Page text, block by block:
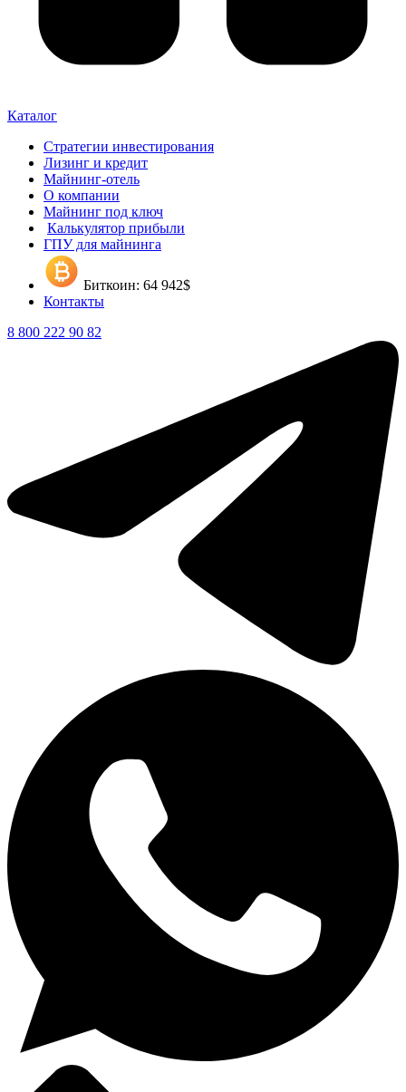
Каталог
Стратегии инвестирования
Лизинг и кредит
Майнинг-отель
О компании
Майнинг под ключ
Калькулятор прибыли
ГПУ для майнинга
Биткоин: 64 942$
Контакты
8 800 222 90 82